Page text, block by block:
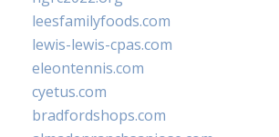
leesfamilyfoods.com
lewis-lewis-cpas.com
eleontennis.com
cyetus.com
bradfordshops.com